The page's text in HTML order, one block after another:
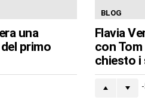
una
primo
BLOG
Flavia
con Tom
chiesto i